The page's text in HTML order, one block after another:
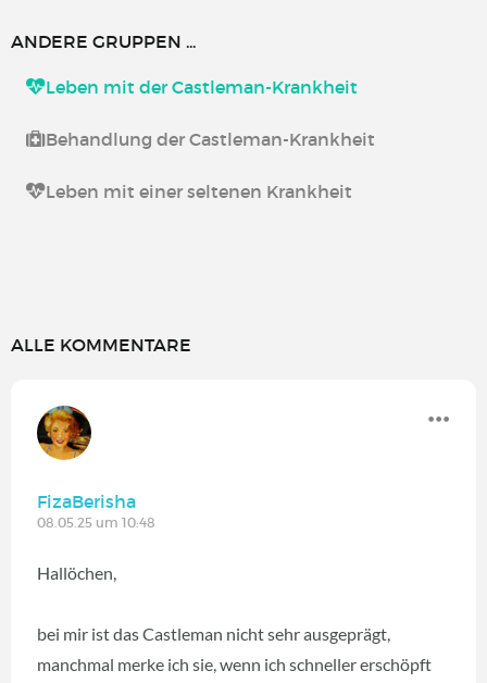
ANDERE GRUPPEN ...
Leben mit der Castleman-Krankheit
Behandlung der Castleman-Krankheit
Leben mit einer seltenen Krankheit
ALLE KOMMENTARE
FizaBerisha
08.05.25 um 10:48
Hallöchen,
bei mir ist das Castleman nicht sehr ausgeprägt,
manchmal merke ich sie, wenn ich schneller erschöpft